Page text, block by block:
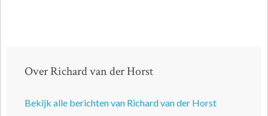
Over Richard van der Horst
Bekijk alle berichten van Richard van der Horst